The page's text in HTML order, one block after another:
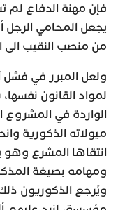
فإن مهنة الدفاع لم
يجعل المحامي الرجل
من منصب النقيب الى
ولعل المبرر في فشل
لمواد القانون
الواردة في المشروع
ميولاته الذكورية
انتقاها المشرع
ومهامه بصيغة
ويُرجع الذكوريون